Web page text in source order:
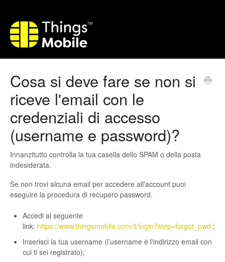
Cosa si deve fare se non si
riceve l'email con le
credenziali di accesso
(username e password)?
Innanzitutto controlla la tua casella dello SPAM o della posta
indesiderata.
Se non trovi alcuna email per accedere all'account puoi
eseguire la procedura di recupero password.
Accedi al seguente
link: https://www.thingsmobile.com/it/login?step=forgot_pwd ;
Inserisci la tua username (l’username è l'indirizzo email con
cui ti sei registrato);